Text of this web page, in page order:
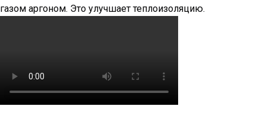
газом аргоном. Это улучшает теплоизоляцию.